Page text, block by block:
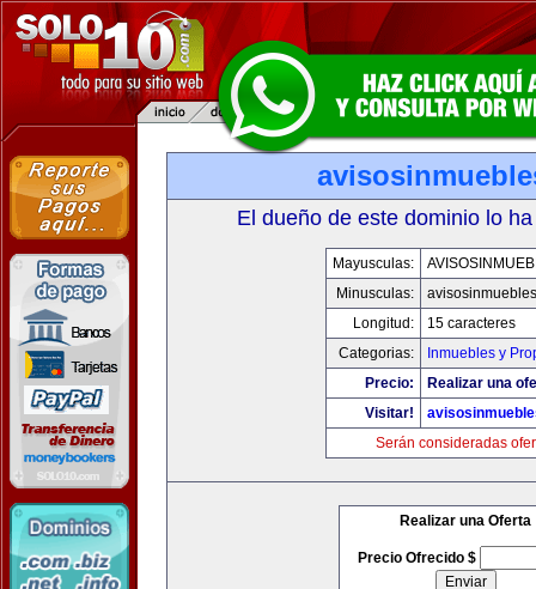
El dueño de este dominio lo
Mayusculas:
Minusculas:
Longitud:
15 caracteres
Categorias:
Inmuebles y
Precio:
Realizar una
Visitar!
Serán consideradas
Realizar una Oferta
Precio Ofrecido $